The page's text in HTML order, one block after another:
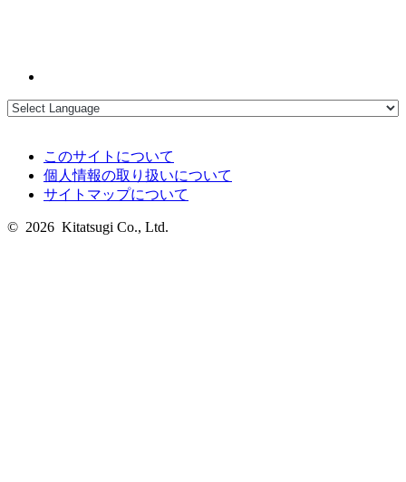
このサイトについて
個人情報の取り扱いについて
サイトマップについて
© 2026 Kitatsugi Co., Ltd.